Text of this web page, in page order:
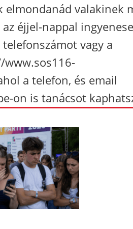
elmondanád valakinek
éjjel-nappal
vagy a
a telefon, és email
on is tanácsot